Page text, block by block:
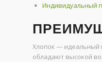
Индивидуальный
Хлопок — идеальный
обладают высокой